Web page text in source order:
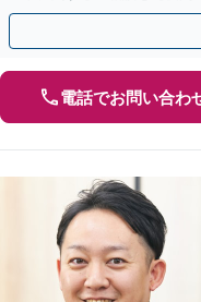
利用可※複雑事案除く】
電話でお問い合わ